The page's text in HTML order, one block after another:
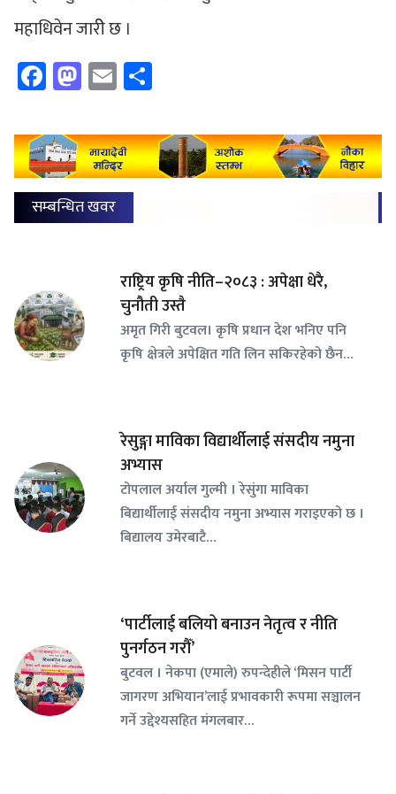
महाधिवेन जारीे छ ।
Facebook
Mastodon
Email
सम्बन्धित खवर
राष्ट्रिय कृषि नीति–२०८३ : अपेक्षा धेरै,
चुनौती उस्तै
अमृत गिरी बुटवल। कृषि प्रधान देश भनिए पनि
कृषि क्षेत्रले अपेक्षित गति लिन सकिरहेको छैन…
रेसुङ्गा माविका विद्यार्थीलाई संसदीय नमुना
अभ्यास
टोपलाल अर्याल गुल्मी । रेसुंगा माविका
बिद्यार्थीलाई संसदीय नमुना अभ्यास गराइएको छ ।
बिद्यालय उमेरबाटै…
‘पार्टीलाई बलियो बनाउन नेतृत्व र नीति
पुनर्गठन गरौँ’
बुटवल । नेकपा (एमाले) रुपन्देहीले ‘मिसन पार्टी
जागरण अभियान’लाई प्रभावकारी रूपमा सञ्चालन
गर्ने उद्देश्यसहित मंगलबार…